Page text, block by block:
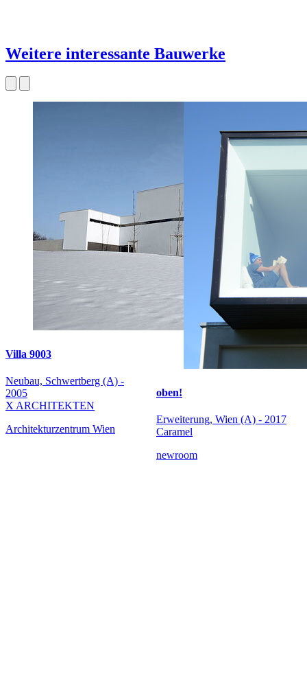
Weitere interessante Bauwerke
Villa 9003
Neubau, Schwertberg (A) -
2005
X ARCHITEKTEN
Architekturzentrum Wien
oben!
Erweiterung, Wien (A) - 2017
Caramel
newroom